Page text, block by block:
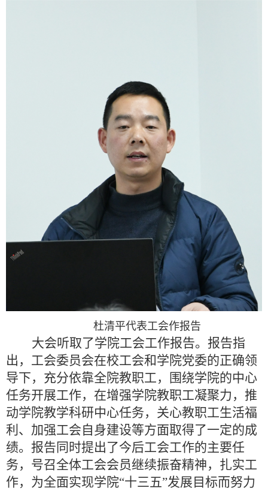
杜清平代表工会作报告
大会听取了学院工会工作报告。报告指
出， 工会委员会在校工会和学院党委的正确领
导下， 充分依靠全院教职工，围绕学院的中心
任务开展工作，在增强学院教职工凝聚力，推
动学院教学科研中心任务，关心教职工生活福
利、加强工会自身建设等方面取得了一定的成
绩。报告同时提出了今后工会工作的主要任
务，号召全体工会会员继续振奋精神，扎实工
作，为全面实现学院“十三五”发展目标而努力